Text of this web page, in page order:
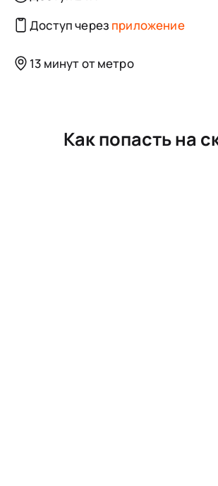
Доступ через приложение
13 минут от метро
Как попасть на